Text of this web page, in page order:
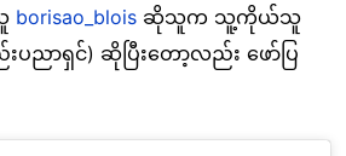
borisao_blois ဆိုသူက သူ့ကိုယ်သူ
းပညာရှင်) ဆိုပြီးတော့လည်း ဖော်ပြ